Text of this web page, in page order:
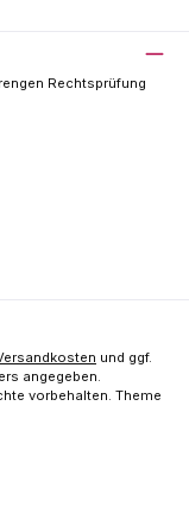
Rechtsprüfung
und ggf.
angegeben.
vorbehalten. Theme